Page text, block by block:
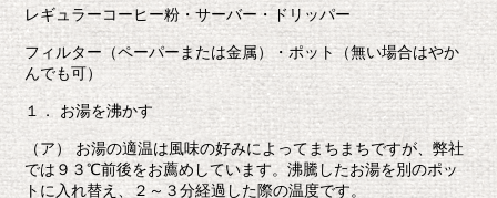
レギュラーコーヒー粉・サーバー・ドリッパー
フィルター（ペーパーまたは金属）・ポット（無い場合はやか
んでも可）
１． お湯を沸かす
（ア） お湯の適温は風味の好みによってまちまちですが、弊社
では９３℃前後をお薦めしています。沸騰したお湯を別のポッ
トに入れ替え、２～３分経過した際の温度です。